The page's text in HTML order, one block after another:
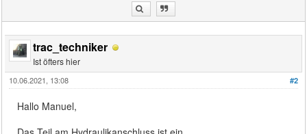
trac_techniker
Ist öfters hier
#2
10.06.2021, 13:08
Hallo Manuel,